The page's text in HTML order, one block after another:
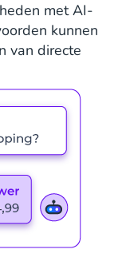
met AI-
kunnen
van directe